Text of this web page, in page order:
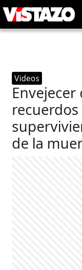
Videos
Envejecer
de la